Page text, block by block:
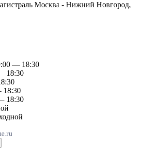
Москва - Нижний Новгород,
— 18:30
18:30
18:30
18:30